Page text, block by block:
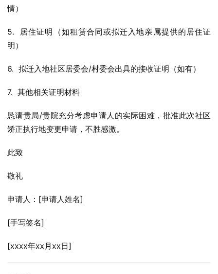
情）
5.  居住证明（如租赁合同或拟迁入地亲属提供的居住证
明）
6.  拟迁入地社区居委会/村委会出具的接收证明（如有）
7.  其他相关证明材料
恳请贵局/贵院充分考虑申请人的实际困难，批准此次社区
矫正执行地变更申请，不胜感激。
此致
敬礼
申请人：[申请人姓名]
[手写签名]
[xxxx年xx月xx日]